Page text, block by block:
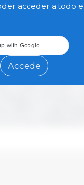
al mismo
como uno de
Santa Catarina
por 398,4
de la serie
octubre de 2024.
de
(MDIC) y
y
acceder a todo
with Google
Accede